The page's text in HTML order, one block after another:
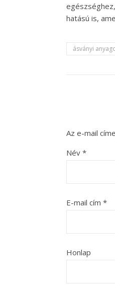
hatású is,
ásványi
Az e-mail
Név *
E-mail cím *
Honlap